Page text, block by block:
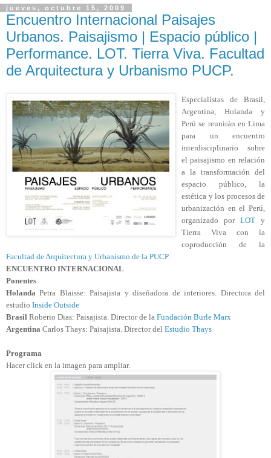
jueves, octubre 15, 2009
Encuentro Internacional Paisajes
Urbanos. Paisajismo | Espacio público |
Performance. LOT. Tierra Viva. Facultad
de Arquitectura y Urbanismo PUCP.
Especialistas de Brasil,
Argentina, Holanda y
Perú se reunirán en Lima
para un encuentro
interdisciplinario sobre
el paisajismo en relación
a la transformación del
espacio público, la
estética y los procesos de
urbanización en el Perú,
organizado por LOT y
Tierra Viva con la
coproducción de la
Facultad de Arquitectura y Urbanismo de la PUCP.
ENCUENTRO INTERNACIONAL
Ponentes
Holanda Petra Blaisse: Paisajista y diseñadora de interiores. Directora del
estudio Inside Outside
Brasil Roberio Dias: Paisajista. Director de la Fundación Burle Marx
Argentina Carlos Thays: Paisajista. Director del Estudio Thays
Programa
Hacer click en la imagen para ampliar.